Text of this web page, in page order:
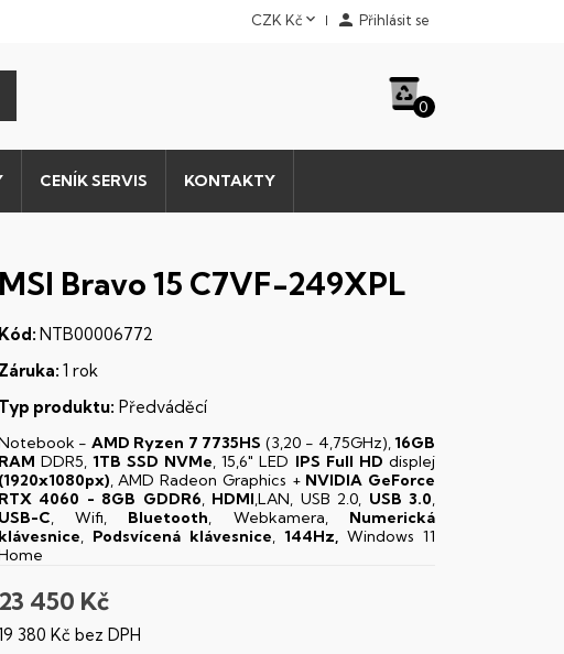
CZK Kč  Přihlásit se
0
CENÍK SERVIS KONTAKTY
MSI Bravo 15 C7VF-249XPL
Kód: NTB00006772
Záruka: 1 rok
Typ produktu: Předváděcí
- AMD Ryzen 7 7735HS (3,20 - 4,75GHz),16GB
RAM DDR5, 1TB SSD NVMe, 15,6" LED IPS Full HD displej
(1920x1080px), AMD Radeon Graphics + NVIDIA GeForce
RTX 4060 - 8GB GDDR6, HDMI,LAN, USB 2.0, USB 3.0,
USB-C, Wifi, Bluetooth, Webkamera, Numerická
klávesnice, Podsvícená klávesnice, 144Hz, Windows 11
23 450 Kč
380 Kč bez DPH